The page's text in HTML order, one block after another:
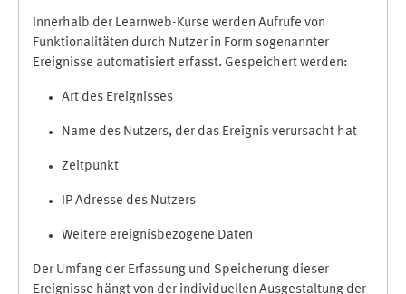
Innerhalb der Learnweb-Kurse werden Aufrufe von
Funktionalitäten durch Nutzer in Form sogenannter
Ereignisse automatisiert erfasst. Gespeichert werden:
Art des Ereignisses
Name des Nutzers, der das Ereignis verursacht hat
Zeitpunkt
IP Adresse des Nutzers
Weitere ereignisbezogene Daten
Der Umfang der Erfassung und Speicherung dieser
Ereignisse hängt von der individuellen Ausgestaltung der